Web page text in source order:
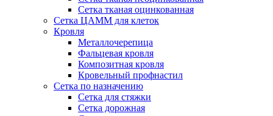
Сетка тканая оцинкованная
Сетка ЦАММ для клеток
Кровля
Металлочерепица
Фальцевая кровля
Композитная кровля
Кровельный профнастил
Сетка по назначению
Сетка для стяжки
Сетка дорожная